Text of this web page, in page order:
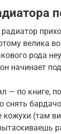
велика
рода
начинает
— по книге,
снять
кожухи (там